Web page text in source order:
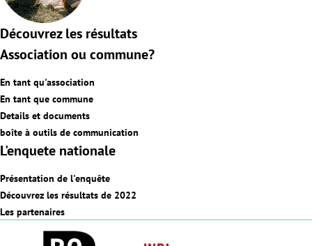
Découvrez les résultats
Association ou commune?
En tant qu'association
En tant que commune
Details et documents
boîte à outils de communication
L'enquete nationale
Présentation de l'enquête
Découvrez les résultats de 2022
Les partenaires